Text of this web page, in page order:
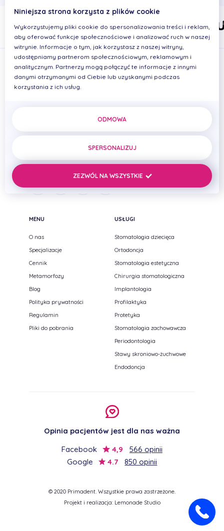
ul. Zenitowa 15
Podkarpackie
NIP: 8133005093
REGON: 690669384
MENU
O nas
Specjalizacje
Cennik
Metamorfozy
Blog
Polityka prywatności
Regulamin
Pliki do pobrania
USŁUGI
Stomatologia dziecięca
Ortodoncja
Stomatologia estetyczna
Chirurgia stomatologiczna
Implantologia
Profilaktyka
Protetyka
Stomatologia zachowawcza
Periodontologia
Stawy skroniowo-żuchwowe
Endodoncja
Opinia pacjentów jest dla nas ważna
Facebook
4,9
566 opinii
Google
4.7 850 opinii
© 2020 Primadent. Wszystkie prawa zastrzeżone.
Projekt i realizacja: Lemonade Studio
Niniejsza strona korzysta z plików cookie
Wykorzystujemy pliki cookie do spersonalizowania treści i reklam,
aby oferować funkcje społecznościowe i analizować ruch w naszej
witrynie. Informacje o tym, jak korzystasz z naszej witryny,
udostępniamy partnerom społecznościowym, reklamowym i
analitycznym. Partnerzy mogą połączyć te informacje z innymi
danymi otrzymanymi od Ciebie lub uzyskanymi podczas
korzystania z ich usług.
ODMOWA
SPERSONALIZUJ
ZEZWÓL NA WSZYSTKIE